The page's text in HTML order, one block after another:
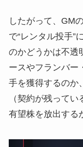
したがって、GM
で“レンタル投手”
のかどうかは不透
ースやフランバー
手を獲得するのか
（契約が残って
有望株を放出する